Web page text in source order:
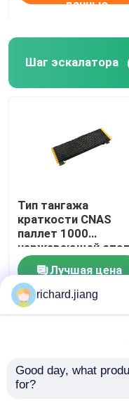
данные
Шаг эскалатора
Тип тангажа
краткости CNAS
паллет 1000
нержавеющей
шага эскалатора с
бортовойЛучшая цена
контактные
Улучшение
richard.jiang
Good day, what
for?